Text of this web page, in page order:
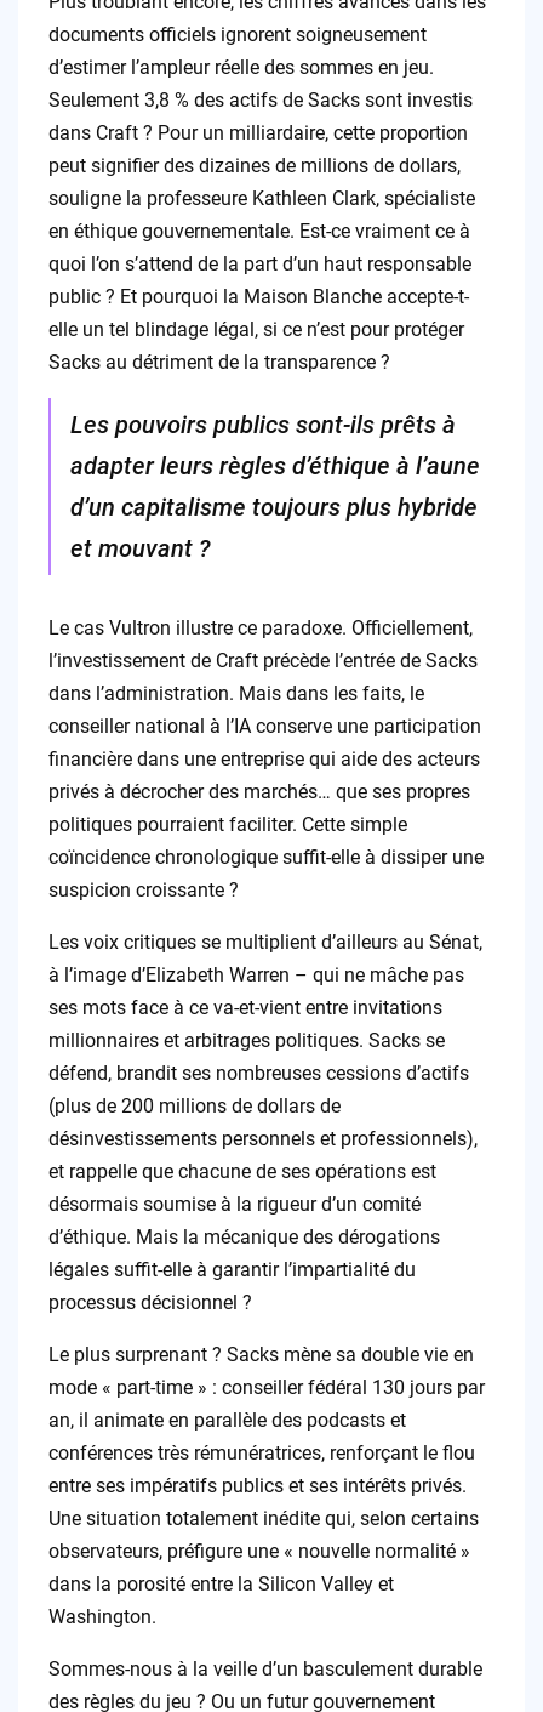
documents officiels ignorent soigneusement
d’estimer l’ampleur réelle des sommes en jeu.
Seulement 3,8 % des actifs de Sacks sont investis
dans Craft ? Pour un milliardaire, cette proportion
peut signifier des dizaines de millions de dollars,
souligne la professeure Kathleen Clark, spécialiste
en éthique gouvernementale. Est-ce vraiment ce à
quoi l’on s’attend de la part d’un haut responsable
public ? Et pourquoi la Maison Blanche accepte-t-
elle un tel blindage légal, si ce n’est pour protéger
Sacks au détriment de la transparence ?
Les pouvoirs publics sont-ils prêts à
adapter leurs règles d’éthique à l’aune
d’un capitalisme toujours plus hybride
et mouvant ?
Le cas Vultron illustre ce paradoxe. Officiellement,
l’investissement de Craft précède l’entrée de Sacks
dans l’administration. Mais dans les faits, le
conseiller national à l’IA conserve une participation
financière dans une entreprise qui aide des acteurs
privés à décrocher des marchés… que ses propres
politiques pourraient faciliter. Cette simple
coïncidence chronologique suffit-elle à dissiper une
suspicion croissante ?
Les voix critiques se multiplient d’ailleurs au Sénat,
à l’image d’Elizabeth Warren – qui ne mâche pas
ses mots face à ce va-et-vient entre invitations
millionnaires et arbitrages politiques. Sacks se
défend, brandit ses nombreuses cessions d’actifs
(plus de 200 millions de dollars de
désinvestissements personnels et professionnels),
et rappelle que chacune de ses opérations est
désormais soumise à la rigueur d’un comité
d’éthique. Mais la mécanique des dérogations
légales suffit-elle à garantir l’impartialité du
processus décisionnel ?
Le plus surprenant ? Sacks mène sa double vie en
mode « part-time » : conseiller fédéral 130 jours par
an, il animate en parallèle des podcasts et
conférences très rémunératrices, renforçant le flou
entre ses impératifs publics et ses intérêts privés.
Une situation totalement inédite qui, selon certains
observateurs, préfigure une « nouvelle normalité »
dans la porosité entre la Silicon Valley et
Washington.
Sommes-nous à la veille d’un basculement durable
des règles du jeu ? Ou un futur gouvernement